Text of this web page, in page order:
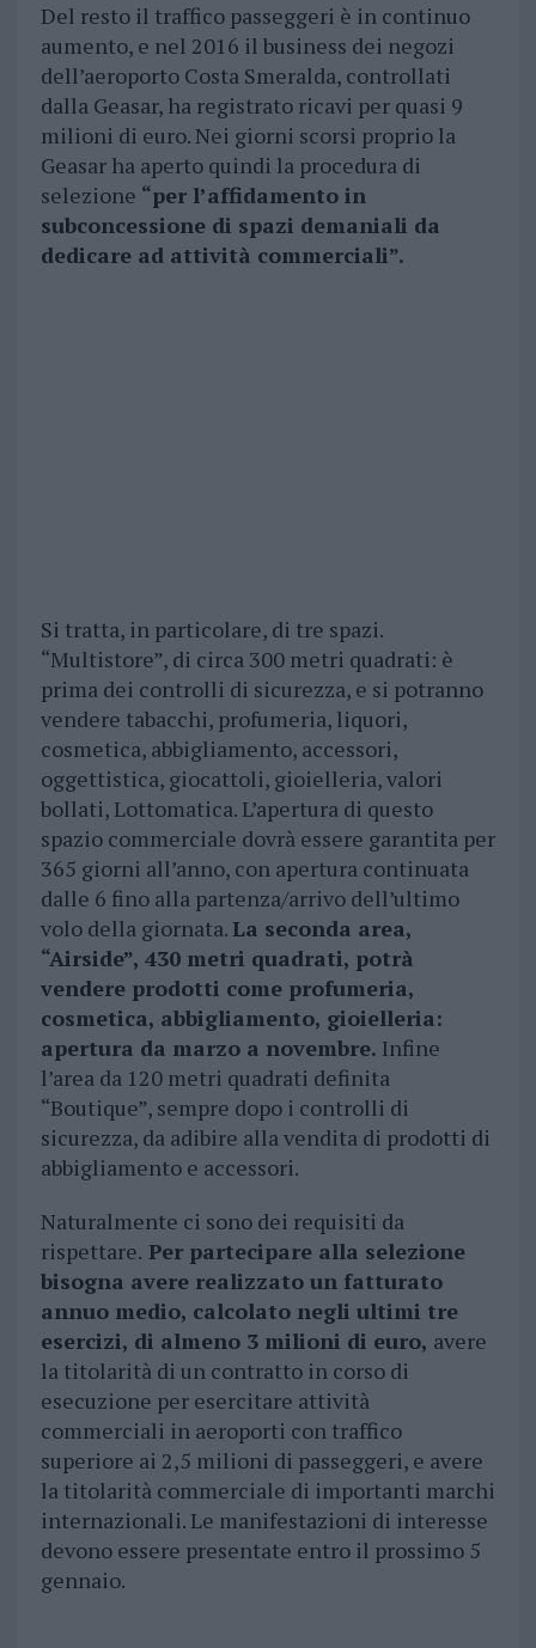
Del resto il traffico passeggeri è in continuo
aumento, e nel 2016 il business dei negozi
dell’aeroporto Costa Smeralda, controllati
dalla Geasar, ha registrato ricavi per quasi 9
milioni di euro. Nei giorni scorsi proprio la
Geasar ha aperto quindi la procedura di
selezione “per l’affidamento in
subconcessione di spazi demaniali da
dedicare ad attività commerciali”.
Si tratta, in particolare, di tre spazi.
“Multistore”, di circa 300 metri quadrati: è
prima dei controlli di sicurezza, e si potranno
vendere tabacchi, profumeria, liquori,
cosmetica, abbigliamento, accessori,
oggettistica, giocattoli, gioielleria, valori
bollati, Lottomatica. L’apertura di questo
spazio commerciale dovrà essere garantita per
365 giorni all’anno, con apertura continuata
dalle 6 fino alla partenza/arrivo dell’ultimo
volo della giornata.La seconda area,
“Airside”, 430 metri quadrati, potrà
vendere prodotti come profumeria,
cosmetica, abbigliamento, gioielleria:
apertura da marzo a novembre. Infine
l’area da 120 metri quadrati definita
“Boutique”, sempre dopo i controlli di
sicurezza, da adibire alla vendita di prodotti di
abbigliamento e accessori.
Naturalmente ci sono dei requisiti da
rispettare. Per partecipare alla selezione
bisogna avere realizzato un fatturato
annuo medio, calcolato negli ultimi tre
esercizi, di almeno 3 milioni di euro, avere
la titolarità di un contratto in corso di
esecuzione per esercitare attività
commerciali in aeroporti con traffico
superiore ai 2,5 milioni di passeggeri, e avere
la titolarità commerciale di importanti marchi
internazionali. Le manifestazioni di interesse
devono essere presentate entro il prossimo 5
gennaio.